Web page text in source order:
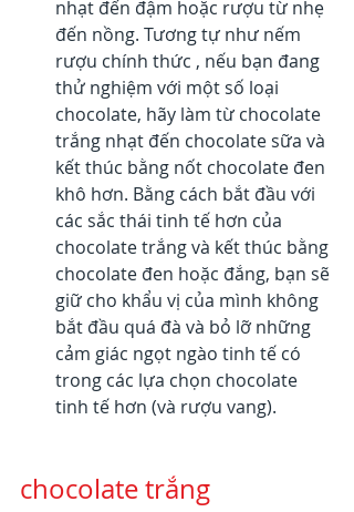
nhạt đến đậm hoặc rượu từ nhẹ
đến nồng. Tương tự như nếm
rượu chính thức , nếu bạn đang
thử nghiệm với một số loại
chocolate, hãy làm từ chocolate
trắng nhạt đến chocolate sữa và
kết thúc bằng nốt chocolate đen
khô hơn. Bằng cách bắt đầu với
các sắc thái tinh tế hơn của
chocolate trắng và kết thúc bằng
chocolate đen hoặc đắng, bạn sẽ
giữ cho khẩu vị của mình không
bắt đầu quá đà và bỏ lỡ những
cảm giác ngọt ngào tinh tế có
trong các lựa chọn chocolate
tinh tế hơn (và rượu vang).
chocolate trắng